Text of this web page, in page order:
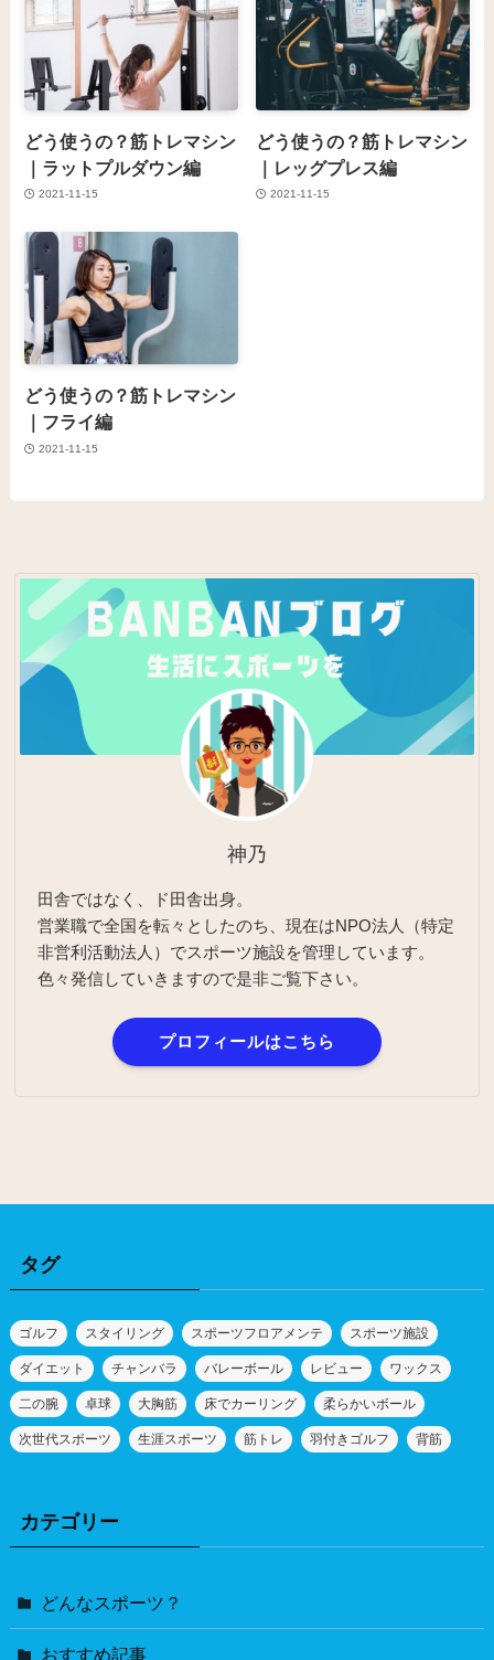
どう使うの？筋トレマシン
｜ラットプルダウン編
2021-11-15
どう使うの？筋トレマシン
｜レッグプレス編
2021-11-15
どう使うの？筋トレマシン
｜フライ編
2021-11-15
神乃
田舎ではなく、ド田舎出身。
営業職で全国を転々としたのち、現在はNPO法人（特定
非営利活動法人）でスポーツ施設を管理しています。
色々発信していきますので是非ご覧下さい。
プロフィールはこちら
タグ
ゴルフ スタイリング スポーツフロアメンテ スポーツ施設
ダイエット チャンバラ バレーボール レビュー ワックス
二の腕 卓球 大胸筋 床でカーリング 柔らかいボール
次世代スポーツ 生涯スポーツ 筋トレ 羽付きゴルフ 背筋
カテゴリー
どんなスポーツ？
おすすめ記事